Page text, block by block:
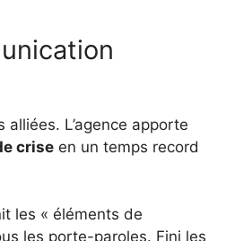
L’agence apporte
crise en un temps record
les « éléments de
les porte-paroles. Fini les